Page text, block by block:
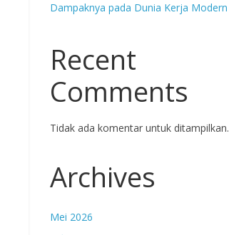
Dampaknya pada Dunia Kerja Modern
Recent
Comments
Tidak ada komentar untuk ditampilkan.
Archives
Mei 2026